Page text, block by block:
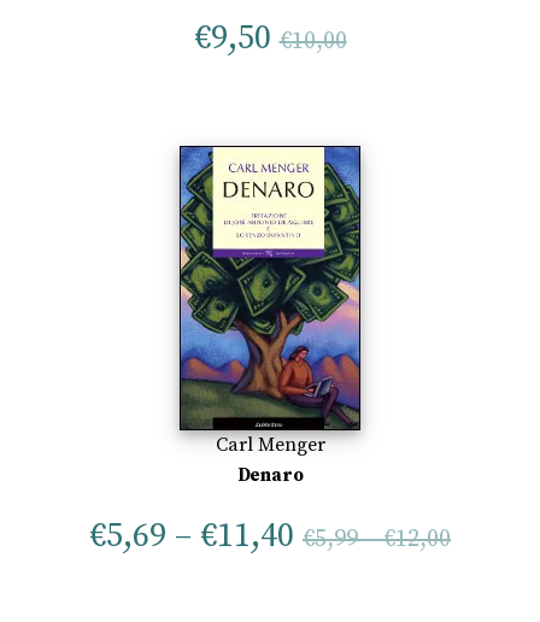
€9,50 €10,00
Carl Menger
Denaro
€5,69 – €11,40 €5,99–€12,00